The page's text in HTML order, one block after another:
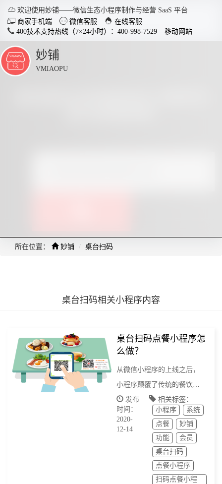
 欢迎使用妙铺——微信生态小程序制作与经营 SaaS 平台
 商家手机端  微信客服  在线客服
400技术支持热线（7×24小时）：400-998-7529
移动网站
妙铺
VMIAOPU
所在位置： 妙铺 桌台扫码
桌台扫码相关小程序内容
桌台扫码点餐小程序怎
么做？
从微信小程序的上线之后，
小程序颠覆了传统的餐饮
业。现在很多餐厅餐桌上都
贴一个小程序码，顾客不用
排队等待，打开微信扫一扫
二维码，就能通过微信点餐
支付。这类点餐系统用起来
比较方便，用户体验度好，
发布
时间：
2020-
12-14
相关标签：
小程序
系统
点餐
妙铺
功能
会员
桌台扫码
点餐小程序
扫码点餐小程